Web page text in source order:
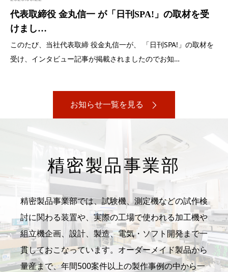
代表取締役 金丸信一 が「日刊SPA!」の取材を受
けまし…
このたび、当社代表取締 役金丸信一が、 「日刊SPA!」の取材を
受け、インタビュー記事が掲載されましたのでお知…
お知らせ一覧を見る
精密製品事業部
精密製品事業部では、試験機、測定機などの試作検
討に関わる装置や、実際の工場で使われる加工機や
組立機企画、設計、製造、電気・ソフト開発まで一
貫しておこなっています。オーダーメイド製品から
量産まで、年間500案件以上の製作事例の中から一